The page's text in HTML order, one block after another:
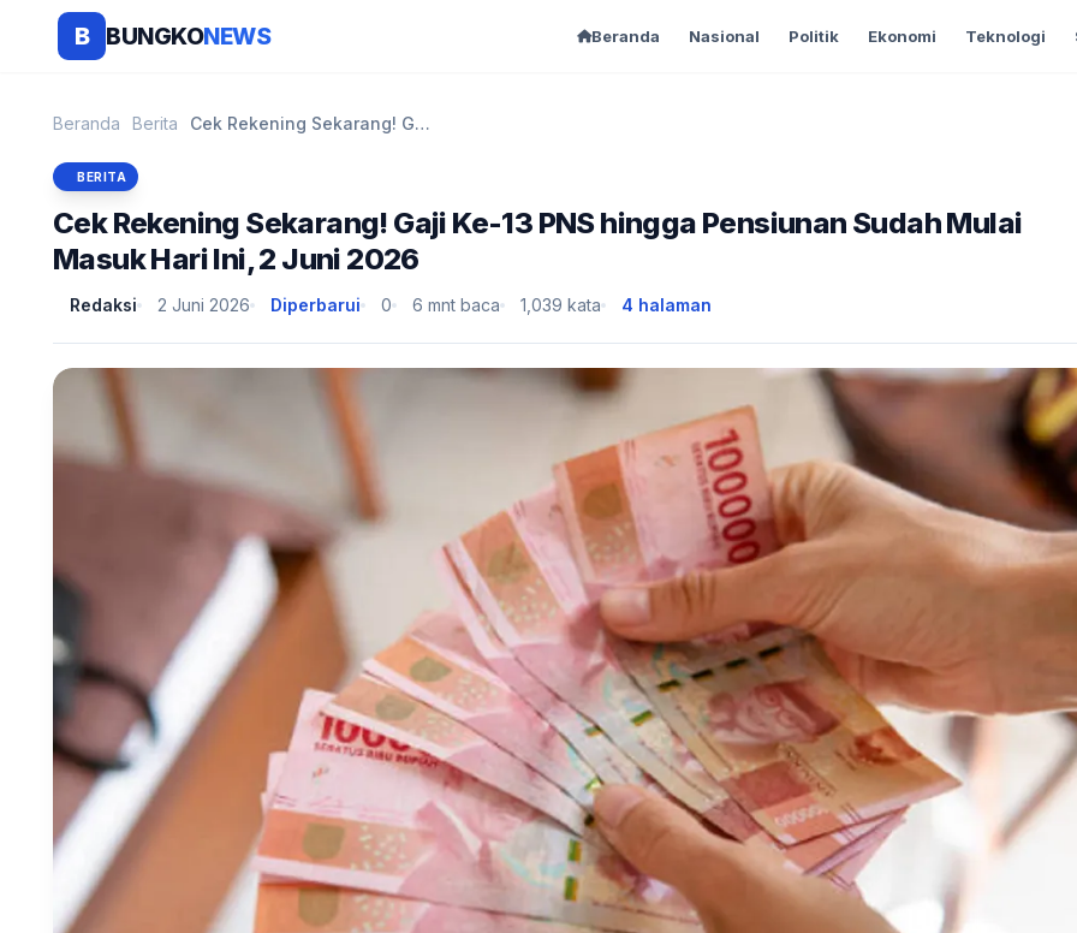
B BUNGKONEWS Beranda Nasional Politik Ekonomi Teknologi
Beranda Berita Cek Rekening Sekarang! Gaji Ke-13 PNS hingga Pensi...
BERITA
Cek Rekening Sekarang! Gaji Ke-13 PNS hingga Pensiunan Sudah Mulai
Masuk Hari Ini, 2 Juni 2026
Redaksi 2 Juni 2026 Diperbarui 0 6 mnt baca 1,039 kata 4 halaman